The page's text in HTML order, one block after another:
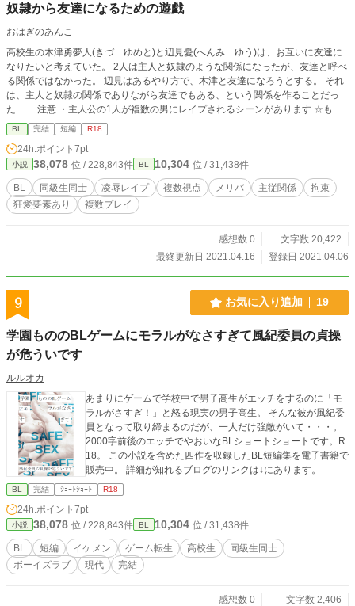
奴隷から友達になるための遊戯
おはぎのあんこ
高校生の木津勇夢人(きづ ゆめと)と辺見憂(へんみ ゆう)は、お互いに友達に
なりたいと考えていた。 2人は主人と奴隷のような関係になったが、友達と呼べ
る関係ではなかった。 辺見はあるやり方で、木津と友達になろうとする。 それ
は、主人と奴隷の関係でありながら友達でもある、という関係を作ることだっ
た…… 注意 ・主人公の1人が複数の男にレイプされるシーンがあります ☆もと
もとは「コミュ障男子が奴隷から友達になる方法」というタイトルだったのを改
題しました。あらすじ、キーワードも変更しています。
BL 完結 短編 R18
24h.ポイント 7pt
小説 38,078 位 / 228,843件 BL 10,304 位 / 31,438件
BL 同級生同士 凌辱レイプ 複数視点 メリバ 主従関係
拘束
狂愛要素あり
複数プレイ
感想数 0
文字数 20,422
最終更新日 2021.04.16
登録日 2021.04.06
9 お気に入り追加 19
学園もののBLゲームにモラルがなさすぎて風紀委員の貞操
が危ういです
ルルオカ
あまりにゲームで学校中で男子高生がエッチをするのに「モ
ラルがさすぎ！」と怒る現実の男子高生。 そんな彼が風紀委
員となって取り締まるのだが、一人だけ強敵がいて・・・。
2000字前後のエッチでやおいなBLショートショートです。R
18。 この小説を含めた四作を収録したBL短編集を電子書籍で
販売中。 詳細が知れるブログのリンクは↓にあります。
BL 完結 ｼｮｰﾄｼｮｰﾄ R18
24h.ポイント 7pt
小説 38,078 位 / 228,843件 BL 10,304 位 / 31,438件
BL 短編 イケメン ゲーム転生 高校生
同級生同士
ボーイズラブ
現代 完結
感想数 0
文字数 2,406